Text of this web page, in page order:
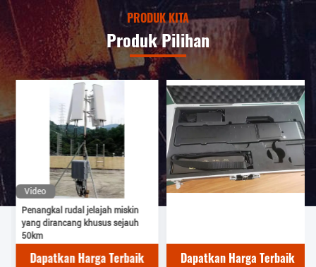
PRODUK KITA
Produk Pilihan
Video
Penangkal rudal jelajah miskin
yang dirancang khusus sejauh
50km
Dapatkan Harga Terbaik Dapatkan Harga Terbaik